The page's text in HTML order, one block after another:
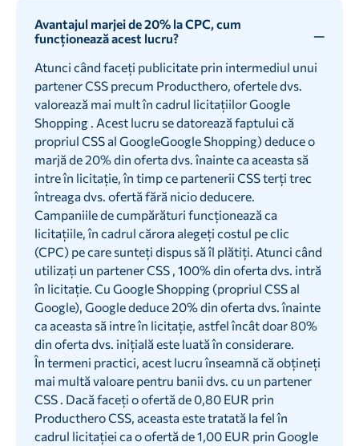
Avantajul marjei de 20% la CPC, cum
funcționează acest lucru?
Atunci când faceți publicitate prin intermediul unui
partener CSS precum Producthero, ofertele dvs.
valorează mai mult în cadrul licitațiilor Google
Shopping . Acest lucru se datorează faptului că
propriul CSS al GoogleGoogle Shopping) deduce o
marjă de 20% din oferta dvs. înainte ca aceasta să
intre în licitație, în timp ce partenerii CSS terți trec
întreaga dvs. ofertă fără nicio deducere.
Campaniile de cumpărături funcționează ca
licitațiile, în cadrul cărora alegeți costul pe clic
(CPC) pe care sunteți dispus să îl plătiți. Atunci când
utilizați un partener CSS , 100% din oferta dvs. intră
în licitație. Cu Google Shopping (propriul CSS al
Google), Google deduce 20% din oferta dvs. înainte
ca aceasta să intre în licitație, astfel încât doar 80%
din oferta dvs. inițială este luată în considerare.
În termeni practici, acest lucru înseamnă că obțineți
mai multă valoare pentru banii dvs. cu un partener
CSS . Dacă faceți o ofertă de 0,80 EUR prin
Producthero CSS, aceasta este tratată la fel în
cadrul licitației ca o ofertă de 1,00 EUR prin Google